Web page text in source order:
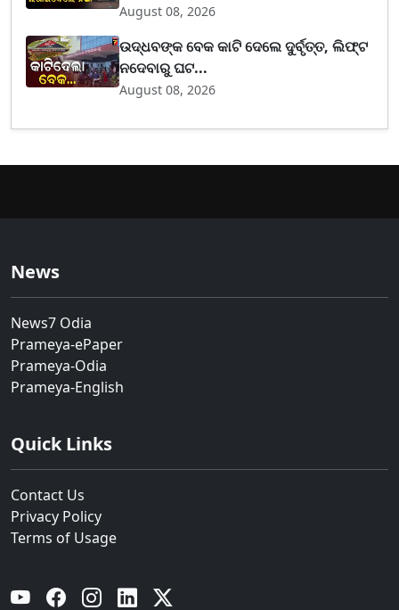
August 08, 2026
ଉଦ୍ଧବଙ୍କ ବେକ କାଟି ଦେଲେ ଦୁର୍ବୃତ୍ତ, ଲିଫ୍ଟ
ନଦେବାରୁ ଘଟ...
August 08, 2026
News
News7 Odia
Prameya-ePaper
Prameya-Odia
Prameya-English
Quick Links
Contact Us
Privacy Policy
Terms of Usage
YouTube Facebook Instagram Linkedin